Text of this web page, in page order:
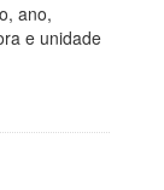
ano,
e unidade